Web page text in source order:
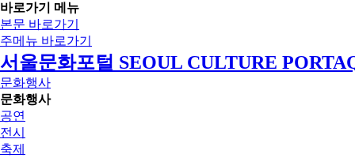
바로가기 메뉴
본문 바로가기
주메뉴 바로가기
서울문화포털 SEOUL CULTURE
문화행사
문화행사
공연
전시
축제